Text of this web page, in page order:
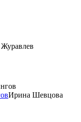
Ирина Шевцова